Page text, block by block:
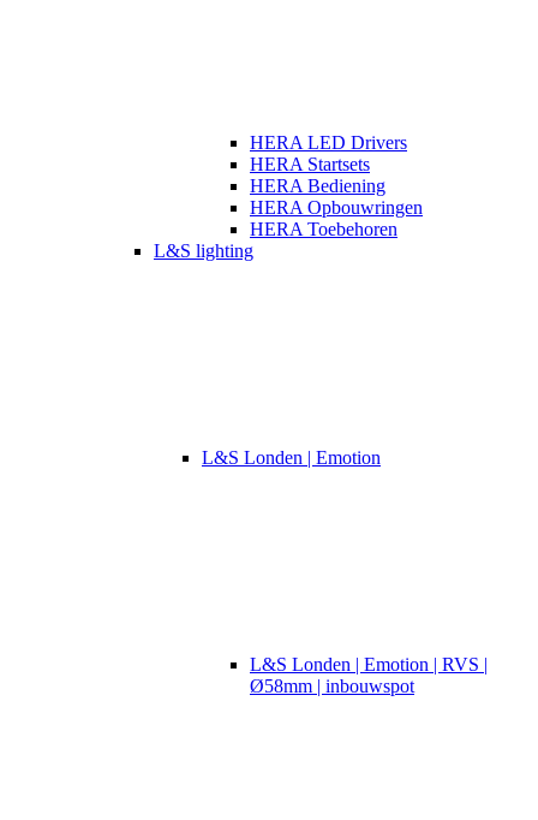
HERA LED Drivers
HERA Startsets
HERA Bediening
HERA Opbouwringen
HERA Toebehoren
L&S lighting
L&S Londen | Emotion
L&S Londen | Emotion | RVS |
Ø58mm | inbouwspot